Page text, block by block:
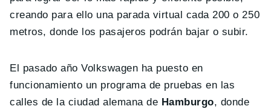
creando para ello una parada virtual cada 200 o 250
metros, donde los pasajeros podrán bajar o subir.
El pasado año Volkswagen ha puesto en
funcionamiento un programa de pruebas en las
calles de la ciudad alemana de Hamburgo, donde